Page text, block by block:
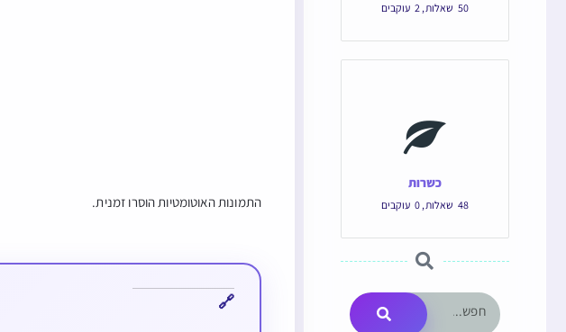
התמונות האוטומטיות הוסרו זמנית.
50 שאלות,
2 עוקבים
כשרות
48 שאלות,
0 עוקבים